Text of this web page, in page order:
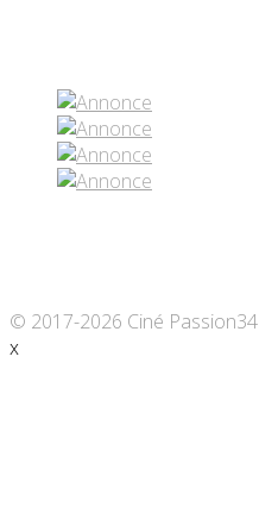
© 2017-2026 Ciné Passion34
x